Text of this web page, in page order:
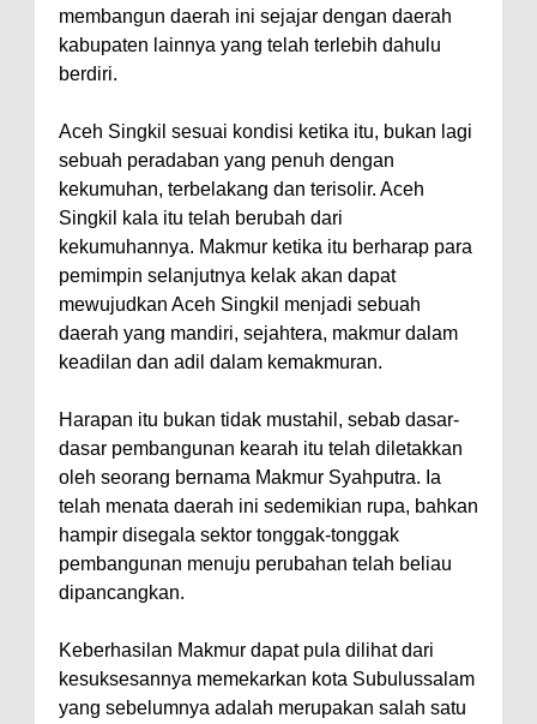
membangun daerah ini sejajar dengan daerah
kabupaten lainnya yang telah terlebih dahulu
berdiri.
Aceh Singkil sesuai kondisi ketika itu, bukan lagi
sebuah peradaban yang penuh dengan
kekumuhan, terbelakang dan terisolir. Aceh
Singkil kala itu telah berubah dari
kekumuhannya. Makmur ketika itu berharap para
pemimpin selanjutnya kelak akan dapat
mewujudkan Aceh Singkil menjadi sebuah
daerah yang mandiri, sejahtera, makmur dalam
keadilan dan adil dalam kemakmuran.
Harapan itu bukan tidak mustahil, sebab dasar-
dasar pembangunan kearah itu telah diletakkan
oleh seorang bernama Makmur Syahputra. Ia
telah menata daerah ini sedemikian rupa, bahkan
hampir disegala sektor tonggak-tonggak
pembangunan menuju perubahan telah beliau
dipancangkan.
Keberhasilan Makmur dapat pula dilihat dari
kesuksesannya memekarkan kota Subulussalam
yang sebelumnya adalah merupakan salah satu